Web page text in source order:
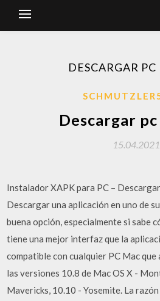
DESCARGAR
Descargar
15.04.2021
Instalador XAPK para PC –
Descargar una aplicación en uno de
buena opción, especialmente si sabe
tiene una mejor interfaz que la
compatible con cualquier PC Mac
las versiones 10.8 de Mac OS X -
Mavericks, 10.10 - Yosemite. La